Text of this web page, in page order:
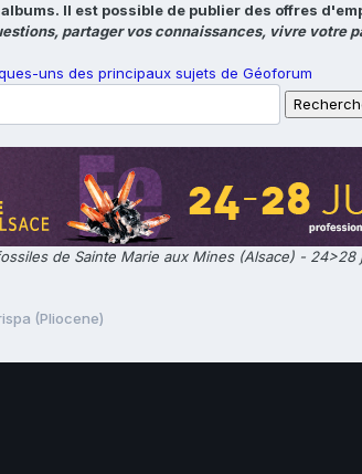
Il est possible de publier des offres
partager vos connaissances, vivre votre
uns des principaux sujets de Géoforum
de Sainte Marie aux Mines (Alsace) - 24>28
(Pliocene)